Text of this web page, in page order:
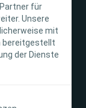
für
Unsere
mit
bereitgestellt
der Dienste